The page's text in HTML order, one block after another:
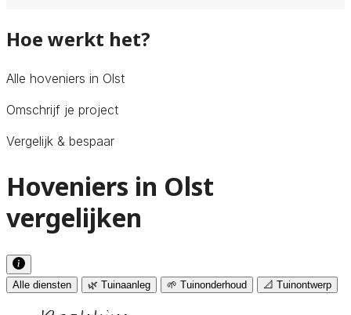
Hoe werkt het?
Alle hoveniers in Olst
Omschrijf je project
Vergelijk & bespaar
Hoveniers in Olst
vergelijken
Alle diensten 🌿 Tuinaanleg 🌱 Tuinonderhoud 📐 Tuinontwerp